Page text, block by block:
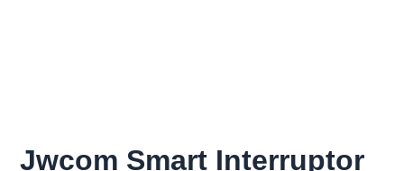
Jwcom Smart Interruptor